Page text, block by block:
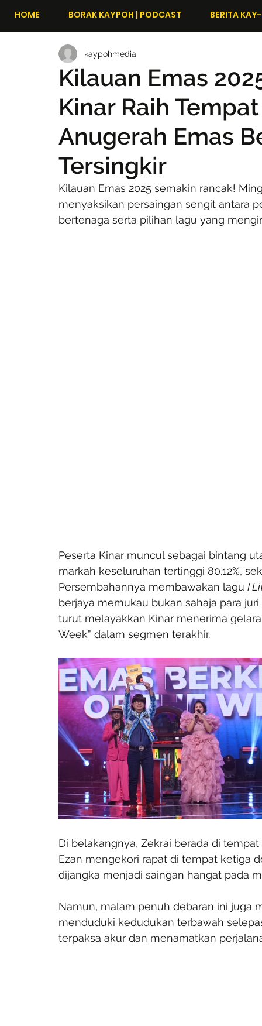
HOME BORAK KAYPOH | PODCAST BERITA
Kilauan Emas
Kinar Raih
Anugerah Emas
Tersingkir
kaypohmedia
Kilauan Emas 2025 semakin rancak!
menyaksikan persaingan sengit antara
bertenaga serta pilihan lagu yang
Peserta Kinar muncul sebagai bintang
markah keseluruhan tertinggi 80.12%,
Persembahannya membawakan lagu I
berjaya memukau bukan sahaja para
turut melayakkan Kinar menerima
Week” dalam segmen terakhir.
Di belakangnya, Zekrai berada di
Ezan mengekori rapat di tempat ketiga
dijangka menjadi saingan hangat pada
Namun, malam penuh debaran ini juga
menduduki kedudukan terbawah
terpaksa akur dan menamatkan